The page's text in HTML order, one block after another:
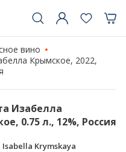
вино
Крымское, 2022,
Изабелла
0.75 л., 12%, Россия
Krymskaya